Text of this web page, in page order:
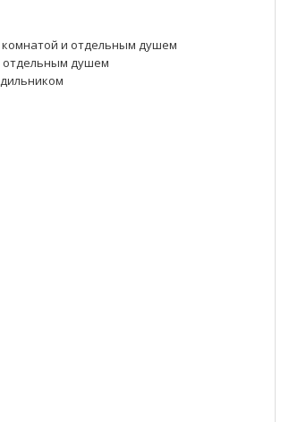
комнатой и отдельным душем
отдельным душем